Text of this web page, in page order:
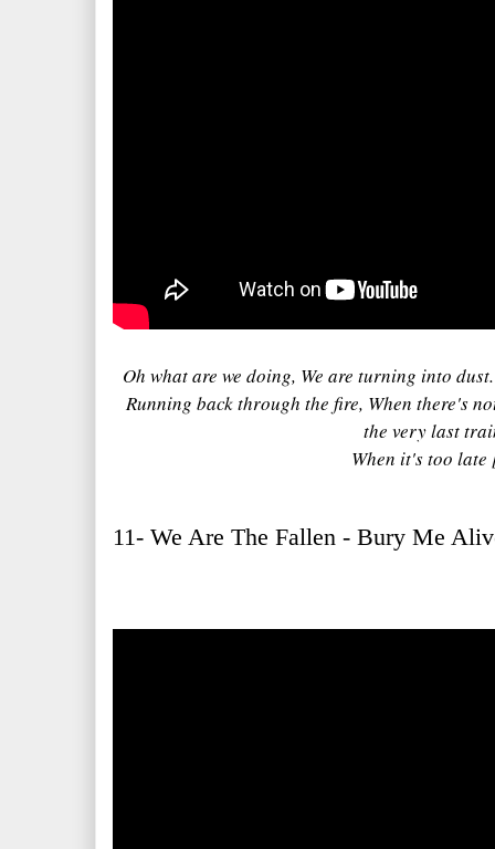
Oh what are we doing, We are turning into dust.
Running back through the fire, When there's
the very last
When it's too late
11- We Are The Fallen - Bury Me